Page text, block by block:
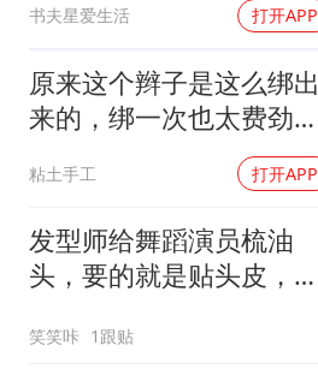
书夫星爱生活 打开APP
原来这个辫子是这么绑出
来的，绑一次也太费劲
粘土手工 打开APP
发型师给舞蹈演员梳油
头，要的就是贴头皮，卸
笑笑咔 1跟贴